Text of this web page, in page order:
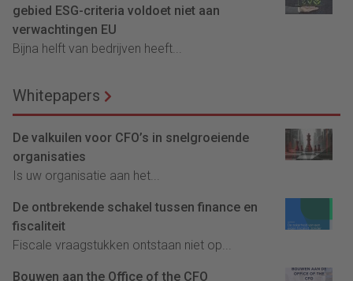
gebied ESG-criteria voldoet niet aan
verwachtingen EU
Bijna helft van bedrijven heeft...
Whitepapers
De valkuilen voor CFO’s in snelgroeiende
organisaties
Is uw organisatie aan het...
De ontbrekende schakel tussen finance en
fiscaliteit
Fiscale vraagstukken ontstaan niet op...
Bouwen aan the Office of the CFO